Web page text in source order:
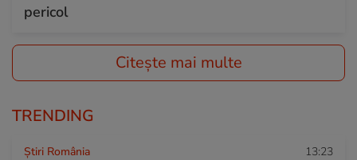
pericol
Citește mai multe
TRENDING
Știri România 13:23